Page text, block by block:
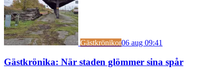
Gästkrönikor06 aug 09:41
Gästkrönika: När staden glömmer sina spår